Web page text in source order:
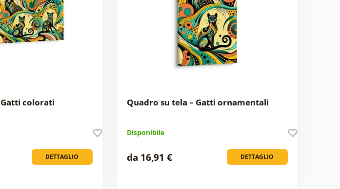
colorati
DETTAGLIO
Quadro su tela – Gatti ornamentali
Disponibile
DETTAGLIO
da 16,91 €